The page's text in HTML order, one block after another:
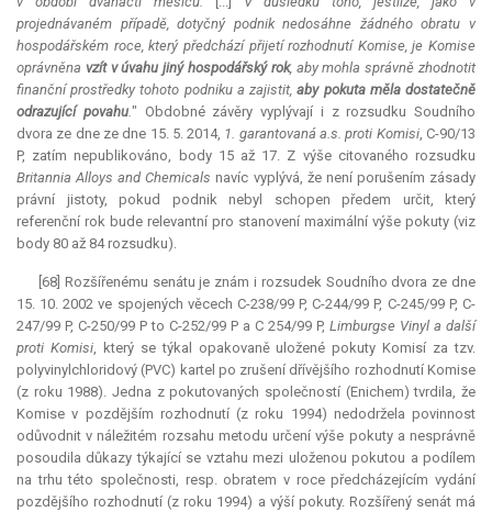
projednávaném případě, dotyčný podnik nedosáhne žádného obratu v
hospodářském roce, který předchází přijetí rozhodnutí Komise, je Komise
oprávněna vzít v úvahu jiný hospodářský rok, aby mohla správně zhodnotit
finanční prostředky tohoto podniku a zajistit,aby pokuta měla dostatečně
odrazující povahu." Obdobné závěry vyplývají i z rozsudku Soudního
dvora ze dne ze dne 15. 5. 2014, 1. garantovaná a.s. proti Komisi, C-90/13
P, zatím nepublikováno, body 15 až 17. Z výše citovaného rozsudku
Britannia Alloys and Chemicalsnavíc vyplývá, že není porušením zásady
právní jistoty, pokud podnik nebyl schopen předem určit, který
referenční rok bude relevantní pro stanovení maximální výše pokuty (viz
body 80 až 84 rozsudku).
[68] Rozšířenému senátu je znám i rozsudek Soudního dvora ze dne
15. 10. 2002 ve spojených věcech C-238/99 P, C-244/99 P, C-245/99 P, C-
247/99 P, C-250/99 P to C-252/99 P a C 254/99 P, Limburgse Vinyl a další
proti Komisi, který se týkal opakovaně uložené pokuty Komisí za tzv.
polyvinylchloridový (PVC) kartel po zrušení dřívějšího rozhodnutí Komise
(z roku 1988). Jedna z pokutovaných společností (Enichem) tvrdila, že
Komise v pozdějším rozhodnutí (z roku 1994) nedodržela povinnost
odůvodnit v náležitém rozsahu metodu určení výše pokuty a nesprávně
posoudila důkazy týkající se vztahu mezi uloženou pokutou a podílem
na trhu této společnosti, resp. obratem v roce předcházejícím vydání
pozdějšího rozhodnutí (z roku 1994) a výší pokuty. Rozšířený senát má